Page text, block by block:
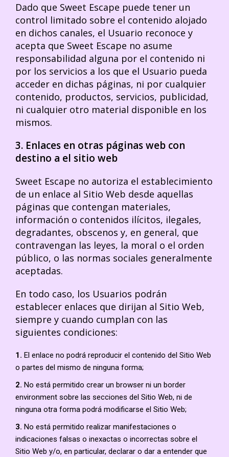
Dado que Sweet Escape puede tener un
control limitado sobre el contenido alojado
en dichos canales, el Usuario reconoce y
acepta que Sweet Escape no asume
responsabilidad alguna por el contenido ni
por los servicios a los que el Usuario pueda
acceder en dichas páginas, ni por cualquier
contenido, productos, servicios, publicidad,
ni cualquier otro material disponible en los
mismos.
3. Enlaces en otras páginas web con
destino a el sitio web
Sweet Escape no autoriza el establecimiento
de un enlace al Sitio Web desde aquellas
páginas que contengan materiales,
información o contenidos ilícitos, ilegales,
degradantes, obscenos y, en general, que
contravengan las leyes, la moral o el orden
público, o las normas sociales generalmente
aceptadas.
En todo caso, los Usuarios podrán
establecer enlaces que dirijan al Sitio Web,
siempre y cuando cumplan con las
siguientes condiciones:
1. El enlace no podrá reproducir el contenido del Sitio Web
o partes del mismo de ninguna forma;
2. No está permitido crear un browser ni un border
environment sobre las secciones del Sitio Web, ni de
ninguna otra forma podrá modificarse el Sitio Web;
3. No está permitido realizar manifestaciones o
indicaciones falsas o inexactas o incorrectas sobre el
Sitio Web y/o, en particular, declarar o dar a entender que